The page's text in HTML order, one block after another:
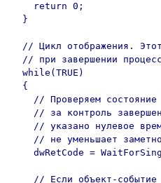
    return 0;
  }
// Цикл отображения.
// при завершении
  while(TRUE)
  {
// Проверяем
// за контроль
// указано нулевое
// не уменьшает
dwRetCode =
// Если объект-